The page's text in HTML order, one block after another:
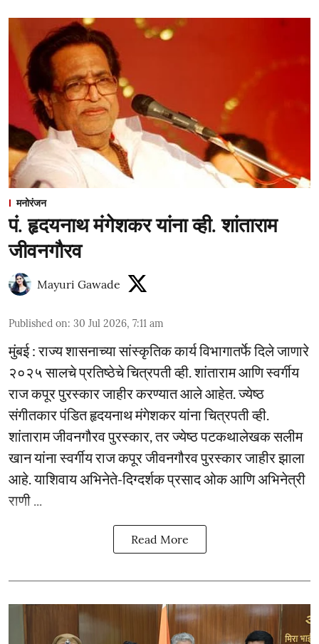
मनोरंजन
पं. हृदयनाथ मंगेशकर यांना व्ही. शांताराम
जीवनगौरव
Mayuri Gawade
Published on: 30 Jul 2026, 7:11 am
मुंबई : राज्य शासनाच्या सांस्कृतिक कार्य विभागातर्फे दिले जाणारे
२०२५ सालचे प्रतिष्ठेचे चित्रपती व्ही. शांताराम आणि स्वर्गीय
राज कपूर पुरस्कार जाहीर करण्यात आले आहेत. ज्येष्ठ
संगीतकार पंडित हृदयनाथ मंगेशकर यांना चित्रपती व्ही.
शांताराम जीवनगौरव पुरस्कार, तर ज्येष्ठ पटकथालेखक सलीम
खान यांना स्वर्गीय राज कपूर जीवनगौरव पुरस्कार जाहीर झाला
आहे. याशिवाय अभिनेते-दिग्दर्शक प्रसाद ओक आणि अभिनेत्री
राणी ...
Read More